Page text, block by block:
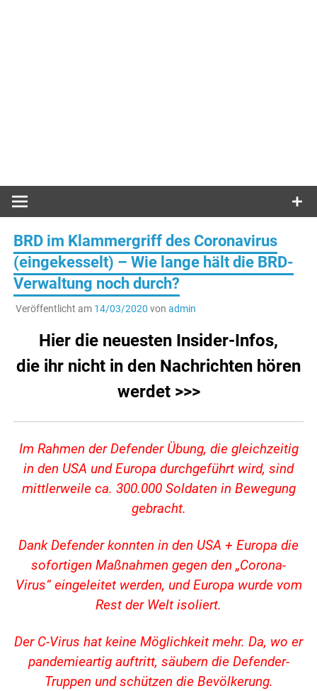
BRD im Klammergriff des Coronavirus
(eingekesselt) – Wie lange hält die BRD-
Verwaltung noch durch?
Veröffentlicht am 14/03/2020 von admin
Hier die neuesten Insider-Infos,
die ihr nicht in den Nachrichten hören
werdet >>>
Im Rahmen der Defender Übung, die gleichzeitig
in den USA und Europa durchgeführt wird, sind
mittlerweile ca. 300.000 Soldaten in Bewegung
gebracht.
Dank Defender konnten in den USA + Europa die
sofortigen Maßnahmen gegen den „Corona-
Virus“ eingeleitet werden, und Europa wurde vom
Rest der Welt isoliert.
Der C-Virus hat keine Möglichkeit mehr. Da, wo er
pandemieartig auftritt, säubern die Defender-
Truppen und schützen die Bevölkerung.